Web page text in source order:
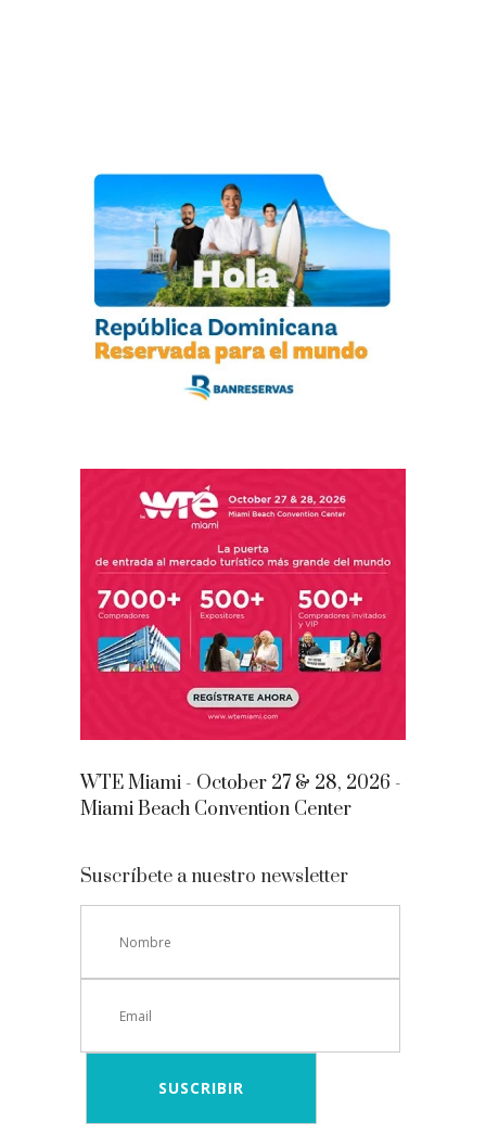
WTE Miami - October 27 & 28, 2026 -
Miami Beach Convention Center
Suscríbete a nuestro newsletter